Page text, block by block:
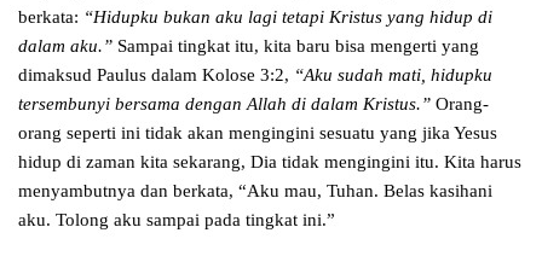
berkata: “Hidupku bukan aku lagi tetapi Kristus yang hidup di
dalam aku.” Sampai tingkat itu, kita baru bisa mengerti yang
dimaksud Paulus dalam Kolose 3:2, “Aku sudah mati, hidupku
tersembunyi bersama dengan Allah di dalam Kristus.” Orang-
orang seperti ini tidak akan mengingini sesuatu yang jika Yesus
hidup di zaman kita sekarang, Dia tidak mengingini itu. Kita harus
menyambutnya dan berkata, “Aku mau, Tuhan. Belas kasihani
aku. Tolong aku sampai pada tingkat ini.”